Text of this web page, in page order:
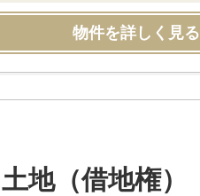
物件を詳しく見る
地（借地権）